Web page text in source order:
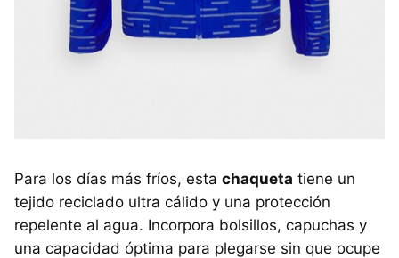
Para los días más fríos, esta chaqueta tiene un
tejido reciclado ultra cálido y una protección
repelente al agua. Incorpora bolsillos, capuchas y
una capacidad óptima para plegarse sin que ocupe